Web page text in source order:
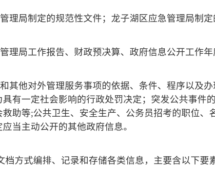
理局制定的规范性文件；龙子湖区应急管理局制定
理局工作报告、财政预决算、政府信息公开工作年
其他对外管理服务事项的依据、条件、程序以及
有一定社会影响的行政处罚决定；突发公共事件
救助等;公共卫生、安全生产、公务员招考的职位
当主动公开的其他政府信息。
方式编排、记录和存储各类信息，主要含以下要